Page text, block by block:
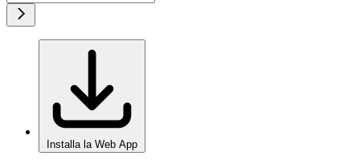
Installa la Web App